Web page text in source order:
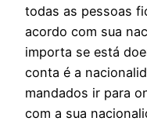
todas as pessoas
acordo com sua
importa se está
conta é a
mandados ir para
com a sua